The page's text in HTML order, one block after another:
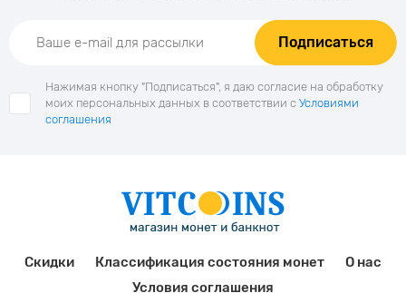
Подписаться
Нажимая кнопку "Подписаться", я даю согласие на обработку
моих персональных данных в соответствии с Условиями
соглашения
Скидки Классификация состояния монет
О нас
Условия соглашения